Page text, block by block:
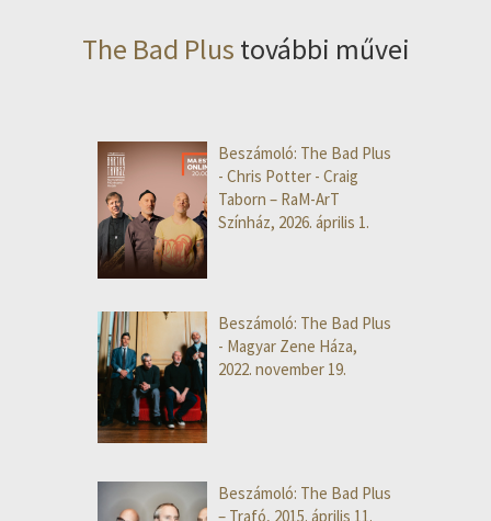
The Bad Plus további művei
Beszámoló: The Bad Plus
- Chris Potter - Craig
Taborn – RaM-ArT
Színház, 2026. április 1.
Beszámoló: The Bad Plus
- Magyar Zene Háza,
2022. november 19.
Beszámoló: The Bad Plus
– Trafó, 2015. április 11.